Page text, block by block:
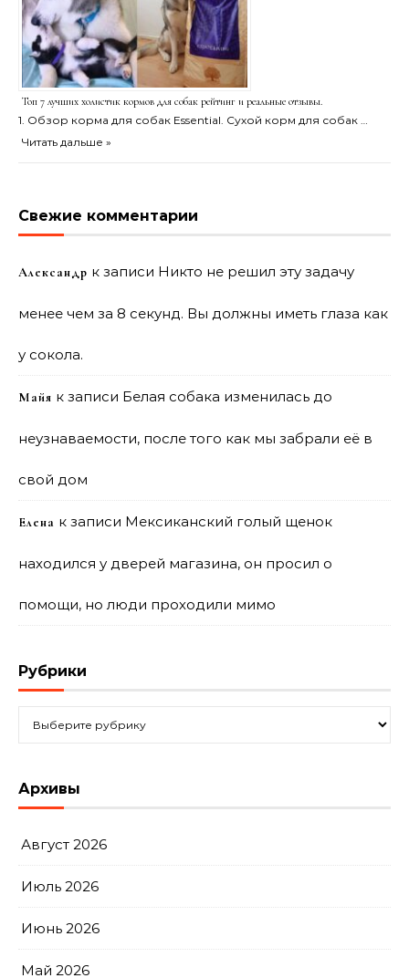
Топ 7 лучших холистик кормов для собак рейтинг и реальные отзывы.
1. Обзор корма для собак Essential. Сухой корм для собак …
Читать дальше »
Свежие комментарии
Александр к записи Никто не решил эту задачу
менее чем за 8 секунд. Вы должны иметь глаза как
у сокола.
Майя к записи Белая собака изменилась до
неузнаваемости, после того как мы забрали её в
свой дом
Елена к записи Мексиканский голый щенок
находился у дверей магазина, он просил о
помощи, но люди проходили мимо
Рубрики
Архивы
Август 2026
Июль 2026
Июнь 2026
Май 2026